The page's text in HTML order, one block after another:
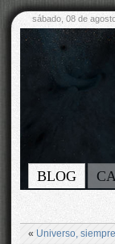
sábado, 08 de
BLOG
« Universo,